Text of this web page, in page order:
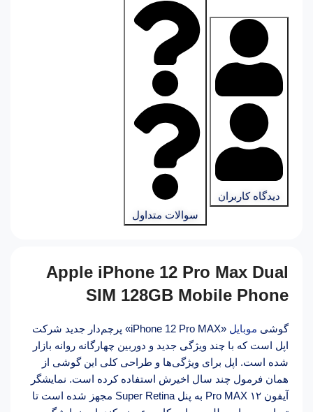
دیدگاه کاربران
سوالات متداول
Apple iPhone 12 Pro Max Dual
SIM 128GB Mobile Phone
گوشی موبایل
«iPhone 12 Pro MAX» پرچم‌دار جدید شرکت
اپل است که با چند ویژگی جدید و دوربین چهارگانه روانه بازار
شده است. اپل برای ویژگی‌ها و طراحی کلی این گوشی از
همان فرمول چند سال اخیرش استفاده کرده است. نمایشگر
آیفون ۱۲ Pro MAX به پنل Super Retina مجهز ‌شده است تا